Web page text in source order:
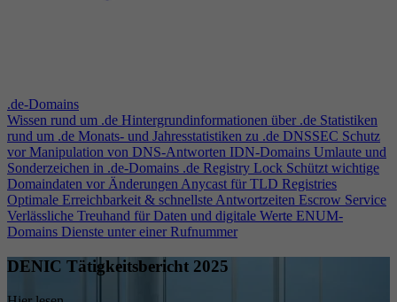
.de-Domains
Wissen rund um .de Hintergrundinformationen über .de Statistiken
rund um .de Monats- und Jahresstatistiken zu .de DNSSEC Schutz
vor Manipulation von DNS-Antworten IDN-Domains Umlaute und
Sonderzeichen in .de-Domains .de Registry Lock Schützt wichtige
Domaindaten vor ÄnderungenAnycast für TLD Registries
Optimale Erreichbarkeit & schnellste Antwortzeiten Escrow Service
Verlässliche Treuhand für Daten und digitale Werte ENUM-
Domains Dienste unter einer Rufnummer
DENIC Tätigkeitsbericht 2025